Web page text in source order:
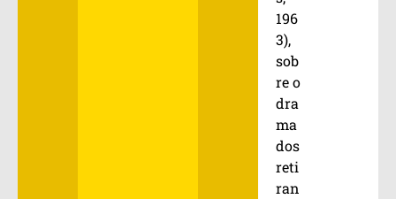
196
3),
sob
re o
dra
ma
dos
reti
ran